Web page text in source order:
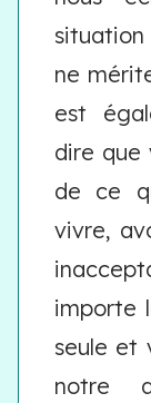
ne
est
dire que
de ce
vivre,
importe
seule et
notre